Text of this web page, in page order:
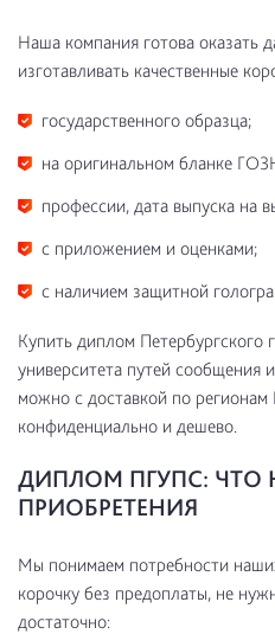
Наша компания готова оказать
изготавливать качественные
государственного образца;
на оригинальном бланке
профессии, дата выпуска на
с приложением и оценками;
с наличием защитной
Купить диплом Петербургского
университета путей сообщения
можно с доставкой по
конфиденциально и дешево.
ДИПЛОМ ПГУПС: ЧТО
ПРИОБРЕТЕНИЯ
Мы понимаем потребности
корочку без предоплаты, не
достаточно: